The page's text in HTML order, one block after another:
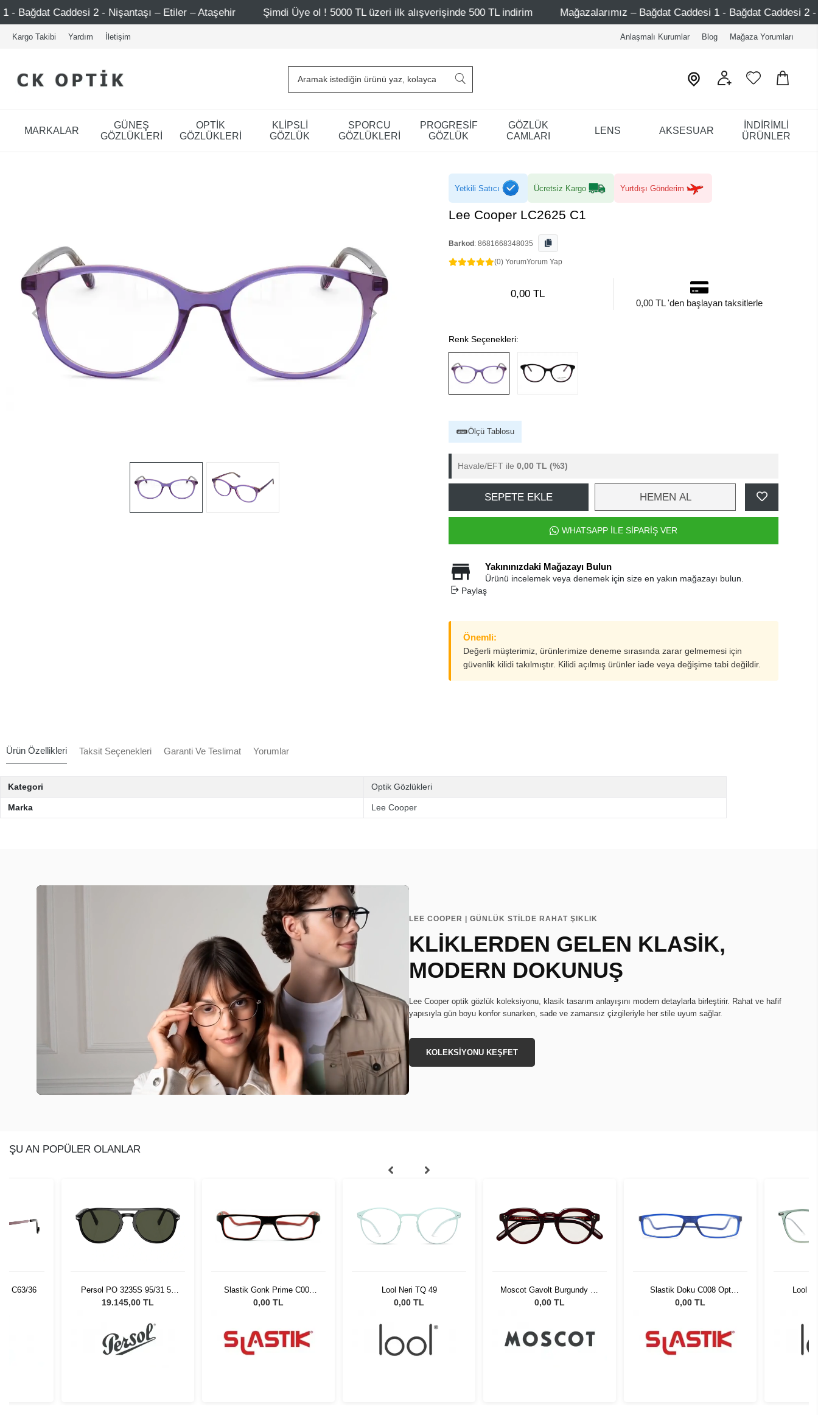
2 - Nişantaşı – Etiler – Ataşehir Şimdi Üye ol ! 5000 TL üzeri ilk alışverişinde 500 TL indirim Mağazalarımız – Bağdat Caddesi 1 - Bağdat Caddesi 2 - Nişantaşı –
Kargo Takibi Yardım İletişim Anlaşmalı Kurumlar Blog Mağaza Yorumları
MARKALAR
GÜNEŞ
GÖZLÜKLERİ
OPTİK
GÖZLÜKLERİ
KLİPSLİ
GÖZLÜK
SPORCU
GÖZLÜKLERİ
PROGRESİF
GÖZLÜK
GÖZLÜK
CAMLARI
LENS AKSESUAR
İNDİRİMLİ
ÜRÜNLER
Yetkili Satıcı Ücretsiz Kargo Yurtdışı Gönderim
Lee Cooper LC2625 C1
Barkod : 8681668348035
(0) YorumYorum Yap
0,00 TL
0,00 TL 'den başlayan taksitlerle
Renk Seçenekleri:
Ölçü Tablosu
Havale/EFT ile 0,00 TL (%3)
SEPETE EKLE HEMEN AL
WHATSAPP İLE SİPARİŞ VER
Yakınınızdaki Mağazayı Bulun
Ürünü incelemek veya denemek için size en yakın mağazayı bulun.
Paylaş
Önemli:
Değerli müşterimiz, ürünlerimize deneme sırasında zarar gelmemesi için
güvenlik kilidi takılmıştır. Kilidi açılmış ürünler iade veya değişime tabi değildir.
Ürün Özellikleri Taksit Seçenekleri Garanti Ve Teslimat Yorumlar
Kategori Optik Gözlükleri
Marka Lee Cooper
LEE COOPER | GÜNLÜK STİLDE RAHAT ŞIKLIK
KLİKLERDEN GELEN KLASİK,
MODERN DOKUNUŞ
Lee Cooper optik gözlük koleksiyonu, klasik tasarım anlayışını modern detaylarla birleştirir. Rahat ve hafif
yapısıyla gün boyu konfor sunarken, sade ve zamansız çizgileriyle her stile uyum sağlar.
KOLEKSİYONU KEŞFET
ŞU AN POPÜLER OLANLAR
C63/36
Persol PO 3235S 95/31 55
Unisex Güneş Gözlüğü
19.145,00 TL
Slastik Gonk Prime C004
Opt 1055861
0,00 TL
Lool Neri TQ 49
0,00 TL
Moscot Gavolt Burgundy 45
0221-01
0,00 TL
Slastik Doku C008 Opt
1055081
0,00 TL
Lool